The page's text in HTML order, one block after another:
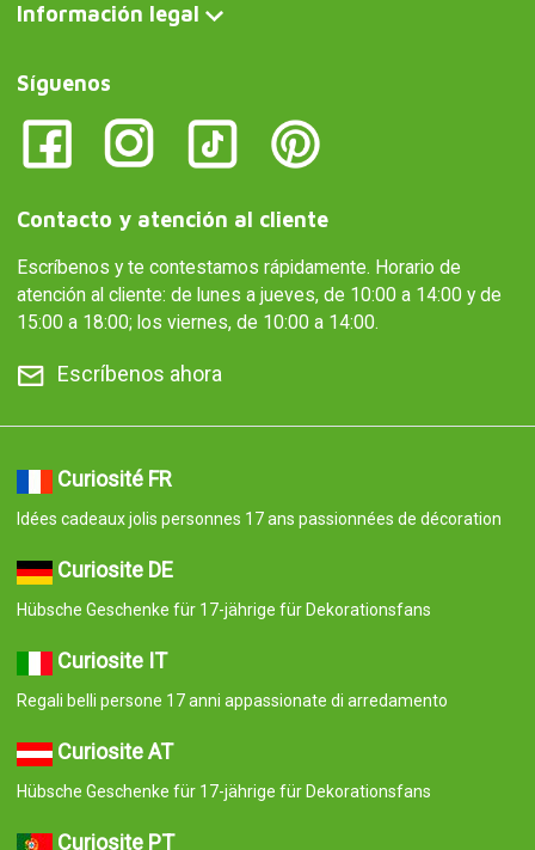
Información legal
Síguenos
Contacto y atención al cliente
Escríbenos y te contestamos rápidamente. Horario de
atención al cliente: de lunes a jueves, de 10:00 a 14:00 y de
15:00 a 18:00; los viernes, de 10:00 a 14:00.
Escríbenos ahora
Curiosité FR
Idées cadeaux jolis personnes 17 ans passionnées de décoration
Curiosite DE
Hübsche Geschenke für 17-jährige für Dekorationsfans
Curiosite IT
Regali belli persone 17 anni appassionate di arredamento
Curiosite AT
Hübsche Geschenke für 17-jährige für Dekorationsfans
Curiosite PT